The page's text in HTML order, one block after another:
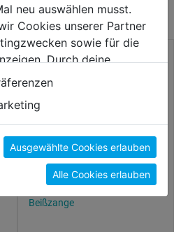
Beißzange
neu auswählen musst.
Cookies unserer Partner
sowie für die
Durch deine
von Drittanbieter,
USA, verarbeitet.
erlauben" stimmst du
zu. Unter "Details
Infos zu den
unter "Cookies
auswählen, welche Cookies
welche nicht.
du in unserer
Ausgewählte Cookies erlauben
Alle Cookies erlauben